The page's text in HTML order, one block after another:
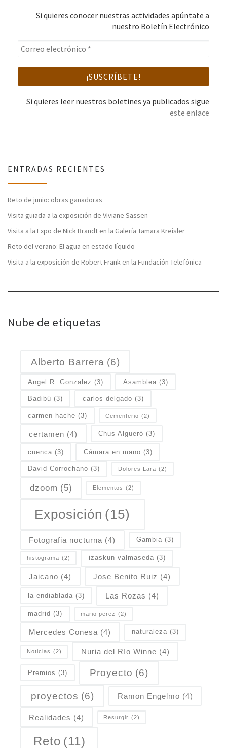
Si quieres conocer nuestras actividades apúntate a
nuestro Boletín Electrónico
Si quieres leer nuestros boletines ya publicados sigue
este enlace
ENTRADAS RECIENTES
Reto de junio: obras ganadoras
Visita guiada a la exposición de Viviane Sassen
Visita a la Expo de Nick Brandt en la Galería Tamara Kreisler
Reto del verano: El agua en estado líquido
Visita a la exposición de Robert Frank en la Fundación Telefónica
Nube de etiquetas
Alberto Barrera (6)
Angel R. Gonzalez (3) Asamblea (3)
Badibú (3) carlos delgado (3)
carmen hache (3) Cementerio (2)
certamen (4) Chus Algueró (3)
cuenca (3) Cámara en mano (3)
David Corrochano (3) Dolores Lara (2)
dzoom (5) Elementos (2)
Exposición (15)
Fotografia nocturna (4) Gambia (3)
histograma (2) izaskun valmaseda (3)
Jaicano (4) Jose Benito Ruiz (4)
la endiablada (3) Las Rozas (4)
madrid (3) mario perez (2)
Mercedes Conesa (4) naturaleza (3)
Noticias (2) Nuria del Río Winne (4)
Premios (3) Proyecto (6)
proyectos (6) Ramon Engelmo (4)
Realidades (4) Resurgir (2)
Reto (11)